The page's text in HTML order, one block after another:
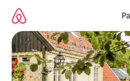
directement
contenu